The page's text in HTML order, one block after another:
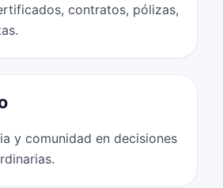
contratos, pólizas,
y comunidad en decisiones